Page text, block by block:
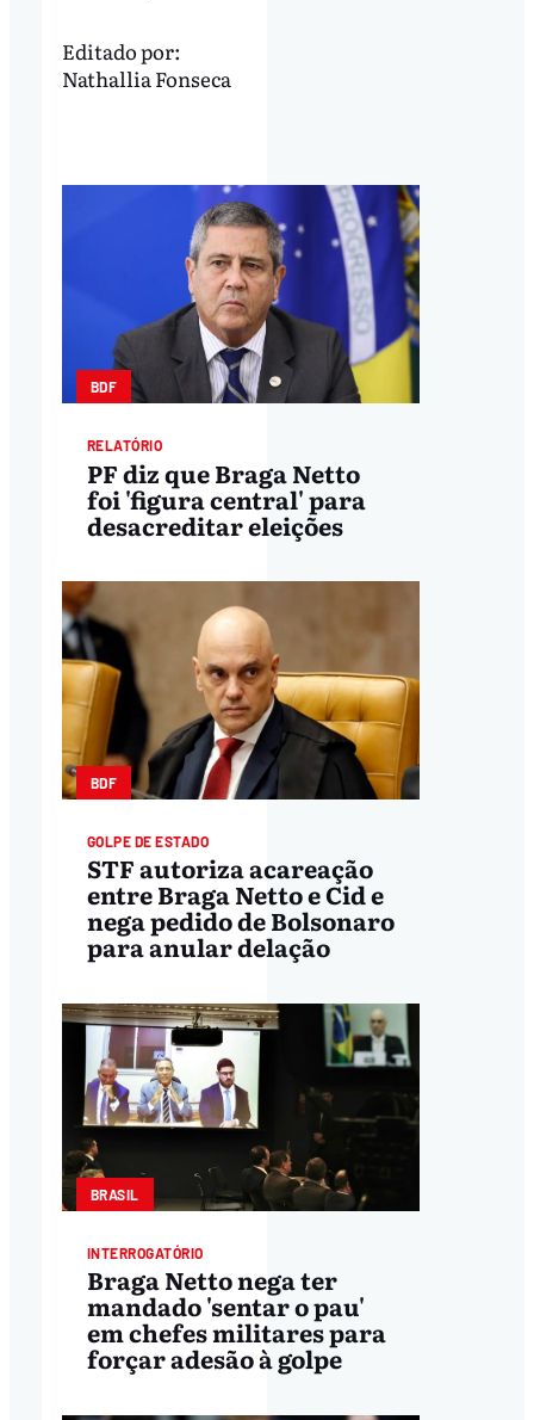
Editado por:
Nathallia Fonseca
BDF
RELATÓRIO
PF diz que Braga Netto
foi 'figura central' para
desacreditar eleições
BDF
GOLPE DE ESTADO
STF autoriza acareação
entre Braga Netto e Cid e
nega pedido de Bolsonaro
para anular delação
BRASIL
INTERROGATÓRIO
Braga Netto nega ter
mandado 'sentar o pau'
em chefes militares para
forçar adesão à golpe